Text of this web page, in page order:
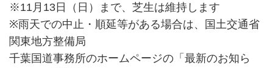
※11月13日（日）まで、芝生は維持します
※雨天での中止・順延等がある場合は、国土交通省
関東地方整備局
千葉国道事務所のホームページの「最新のお知ら